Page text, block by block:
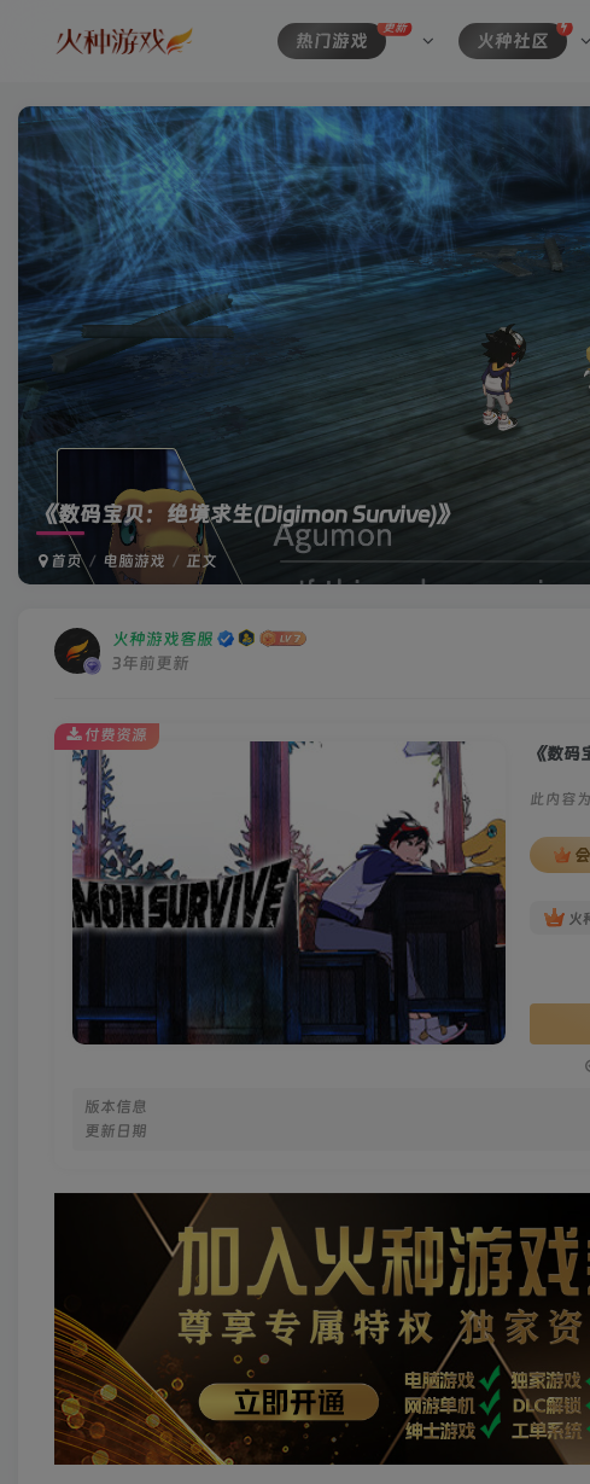
热门游戏
更新
火种社区
《数码宝贝：绝境求生(Digimon Survive)》
首页 电脑游戏 正文
火种游戏客服
3年前更新
《数
此内容
火
版本信息
更新日期
付费资源